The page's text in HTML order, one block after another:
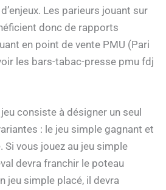
Les parieurs jouant sur
donc de rapports
en point de vente PMU (Pari
les bars-tabac-presse pmu fdj
jeu consiste à désigner un seul
: le jeu simple gagnant et
Si vous jouez au jeu simple
devra franchir le poteau
jeu simple placé, il devra